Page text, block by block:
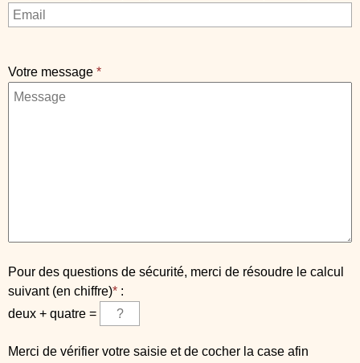
Votre message *
Pour des questions de sécurité, merci de résoudre le calcul
suivant (en chiffre)* :
deux + quatre =
Merci de vérifier votre saisie et de cocher la case afin